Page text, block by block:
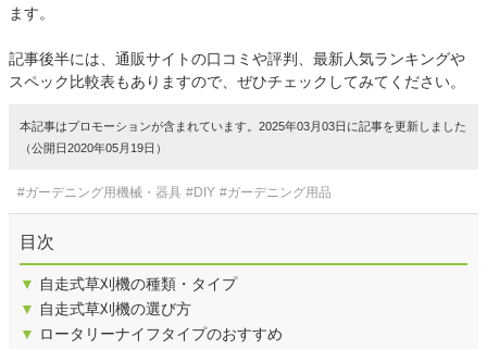
ます。
記事後半には、通販サイトの口コミや評判、最新人気ランキングや
スペック比較表もありますので、ぜひチェックしてみてください。
本記事はプロモーションが含まれています。2025年03月03日に記事を更新しました
（公開日2020年05月19日）
#ガーデニング用機械・器具 #DIY #ガーデニング用品
目次
▼ 自走式草刈機の種類・タイプ
▼ 自走式草刈機の選び方
▼ ロータリーナイフタイプのおすすめ